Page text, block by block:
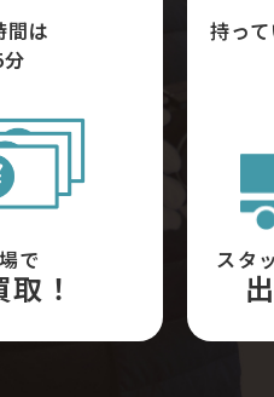
間は
で
！
持っ
スタ